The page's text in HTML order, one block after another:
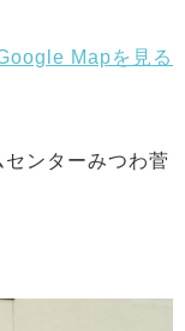
Mapを見る
ンターみつわ菅